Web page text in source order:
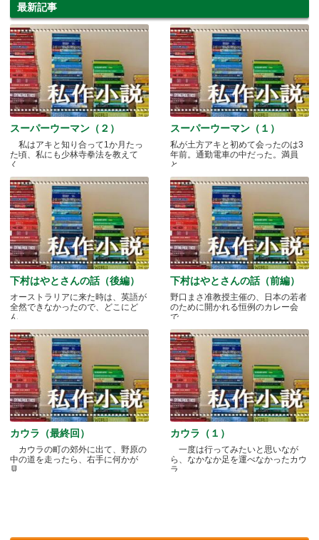
最新記事
スーパーウーマン（２）
私はアキと知り合って1か月たっ
た頃、私にも少林寺拳法を教えて
く.....
スーパーウーマン（１）
私が土方アキと初めて会ったのは3
年前。通勤電車の中だった。満員
と.....
下村はやとさんの話（後編）
オーストラリアに来た時は、英語が
全然できなかったので、どこにど
ん.....
下村はやとさんの話（前編）
野口まさ准教授主催の、日本の若者
のために開かれる恒例のカレー会
で.....
カウラ（最終回）
カウラの町の郊外に出て、野原の
中の道を走ったら、右手に何かが
見.....
カウラ（１）
一度は行ってみたいと思いなが
ら、なかなか足を運べなかったカウ
ラ.....